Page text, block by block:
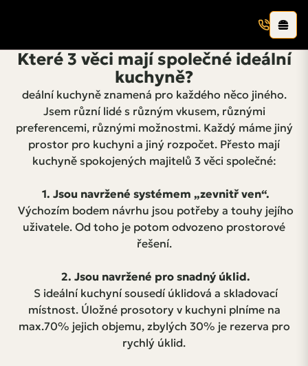
Které 3 věci mají společné ideální
kuchyně?
deální kuchyně znamená pro každého něco jiného.
Jsem různí lidé s různým vkusem, různými
preferencemi, různými možnostmi. Každý máme jiný
prostor pro kuchyni a jiný rozpočet. Přesto mají
kuchyně spokojených majitelů 3 věci společné:
1. Jsou navržené systémem „zevnitř ven“.
Výchozím bodem návrhu jsou potřeby a touhy jejího
uživatele. Od toho je potom odvozeno prostorové
řešení.
2. Jsou navržené pro snadný úklid.
S ideální kuchyní sousedí úklidová a skladovací
místnost. Úložné prosotory v kuchyni plníme na
max.70% jejich objemu, zbylých 30% je rezerva pro
rychlý úklid.